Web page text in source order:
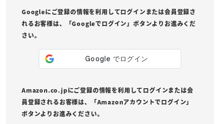
Googleにご登録の情報を利用してログインまたは会員登録さ
れるお客様は、「Googleでログイン」ボタンよりお進みくだ
さい。
Amazon.co.jpにご登録の情報を利用してログインまたは会
員登録されるお客様は、「Amazonアカウントでログイン」
ボタンよりお進みください。